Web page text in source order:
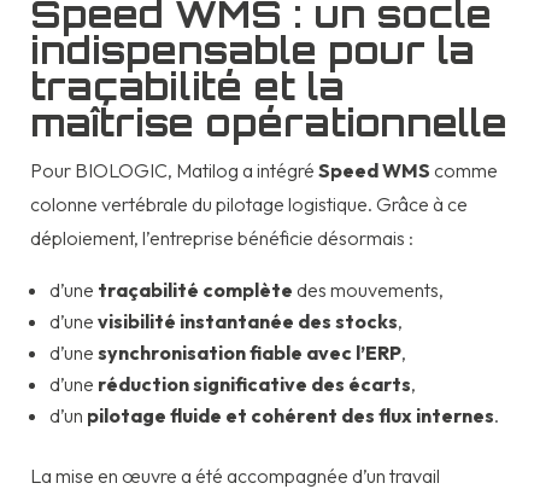
Speed WMS : un socle
indispensable pour la
traçabilité et la
maîtrise opérationnelle
Pour BIOLOGIC, Matilog a intégré Speed WMS comme
colonne vertébrale du pilotage logistique. Grâce à ce
déploiement, l’entreprise bénéficie désormais :
d’une traçabilité complète des mouvements,
d’une visibilité instantanée des stocks,
d’une synchronisation fiable avec l’ERP,
d’une réduction significative des écarts,
d’un pilotage fluide et cohérent des flux internes.
La mise en œuvre a été accompagnée d’un travail